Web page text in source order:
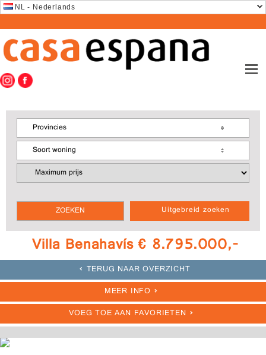
NL - Nederlands
Uitgebreid zoeken
Provincies
Soort woning
Villa Benahavís € 8.795.000,-
TERUG NAAR OVERZICHT
MEER INFO
VOEG TOE AAN FAVORIETEN